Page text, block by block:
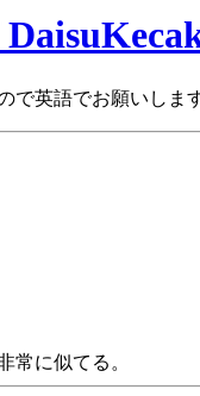
で英語でお願いしま
常に似てる。